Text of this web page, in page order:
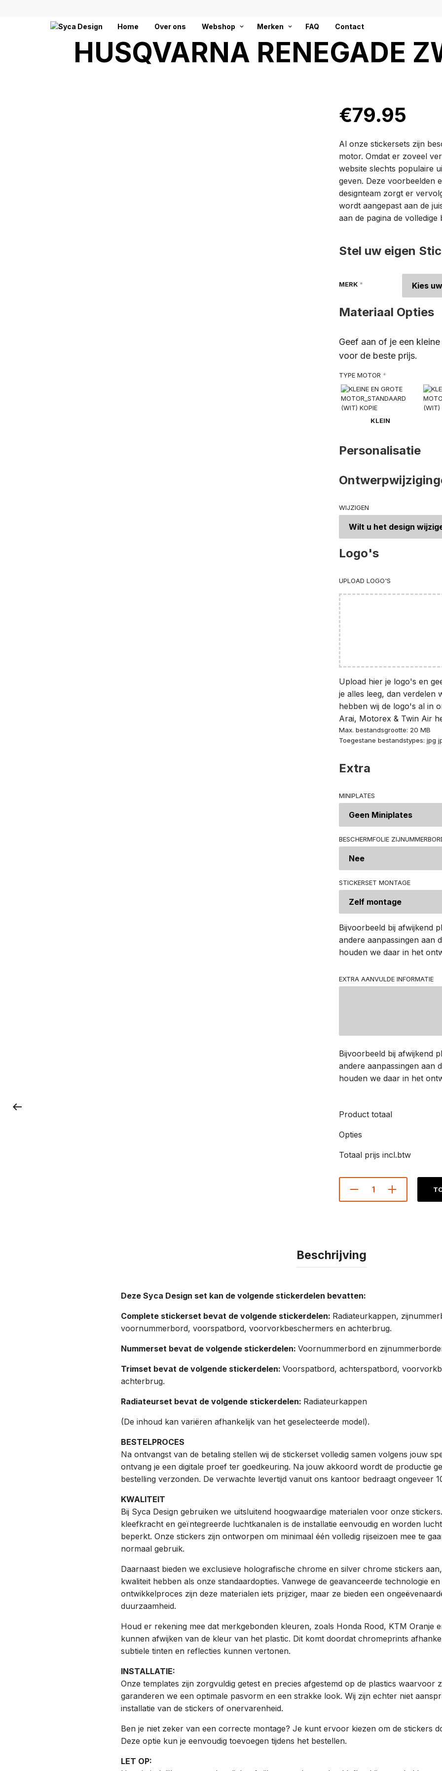
Home Over ons Webshop Merken FAQ Contact
HUSQVARNA RENEGADE
€79.95
Al onze stickersets zijn
motor. Omdat er zoveel
website slechts populaire
geven. Deze voorbeelden
designteam zorgt er
wordt aangepast aan de
aan de pagina de volledige
Stel uw eigen
MERK *
Materiaal Opties
Geef aan of je een
voor de beste prijs.
TYPE MOTOR *
KLEIN
Personalisatie
WIJZIGEN
Logo's
UPLOAD LOGO'S
Upload hier je logo's en
je alles leeg, dan verdelen
hebben wij de logo's al in
Arai, Motorex & Twin Air
Max. bestandsgrootte: 20 MB
Toegestane bestandstypes: jpg
Extra
MINIPLATES
BESCHERMFOLIE
STICKERSET MONTAGE
Bijvoorbeeld bij afwijkend
andere aanpassingen aan
houden we daar in het
EXTRA AANVULDE INFORMATIE
Bijvoorbeeld bij afwijkend
andere aanpassingen aan
houden we daar in het
Product totaal
Opties
Totaal prijs incl.btw
Beschrijving
Deze Syca Design set kan de volgende stickerdelen bevatten:
Complete stickerset bevat de volgende stickerdelen: Radiateurkappen,
voornummerbord, voorspatbord, voorvorkbeschermers en achterbrug.
Nummerset bevat de volgende stickerdelen: Voornummerbord en
Trimset bevat de volgende stickerdelen: Voorspatbord, achterspatbord,
achterbrug.
Radiateurset bevat de volgende stickerdelen: Radiateurkappen
(De inhoud kan variëren afhankelijk van het geselecteerde model).
BESTELPROCES
Na ontvangst van de betaling stellen wij de stickerset volledig samen volgens jouw
ontvang je een digitale proef ter goedkeuring. Na jouw akkoord wordt de productie
bestelling verzonden. De verwachte levertijd vanuit ons kantoor bedraagt ongeveer
KWALITEIT
Bij Syca Design gebruiken we uitsluitend hoogwaardige materialen voor onze
kleefkracht en geïntegreerde luchtkanalen is de installatie eenvoudig en worden
beperkt. Onze stickers zijn ontworpen om minimaal één volledig rijseizoen mee te
normaal gebruik.
Daarnaast bieden we exclusieve holografische chrome en silver chrome stickers
kwaliteit hebben als onze standaardopties. Vanwege de geavanceerde technologie
ontwikkelproces zijn deze materialen iets prijziger, maar ze bieden een
duurzaamheid.
Houd er rekening mee dat merkgebonden kleuren, zoals Honda Rood, KTM Oranje
kunnen afwijken van de kleur van het plastic. Dit komt doordat chromeprints
subtiele tinten en reflecties kunnen vertonen.
INSTALLATIE:
Onze templates zijn zorgvuldig getest en precies afgestemd op de plastics waarvoor
garanderen we een optimale pasvorm en een strakke look. Wij zijn echter niet
installatie van de stickers of onervarenheid.
Ben je niet zeker van een correcte montage? Je kunt ervoor kiezen om de stickers
Deze optie kun je eenvoudig toevoegen tijdens het bestellen.
LET OP: